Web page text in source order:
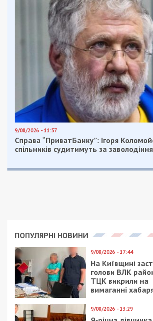
9/08/2026 - 11:57
Справа “ПриватБанку”: Ігоря
спільників судитимуть за
ПОПУЛЯРНІ НОВИНИ
9/08/2026 - 17:44
На Київщині
голови ВЛК
ТЦК викрили на
вимаганні
9/08/2026 - 13:29